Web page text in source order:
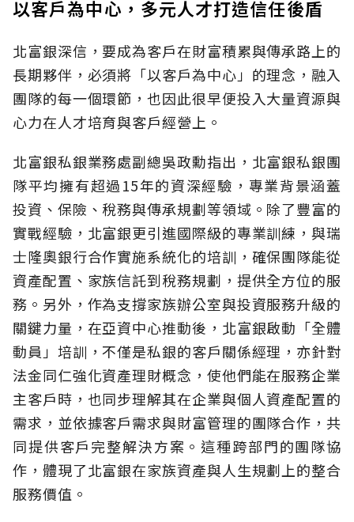
以客戶為中心，多元人才打造信任後盾
北富銀深信，要成為客戶在財富積累與傳承路上的
長期夥伴，必須將「以客戶為中心」的理念，融入
團隊的每一個環節，也因此很早便投入大量資源與
心力在人才培育與客戶經營上。
北富銀私銀業務處副總吳政勳指出，北富銀私銀團
隊平均擁有超過15年的資深經驗，專業背景涵蓋
投資、保險、稅務與傳承規劃等領域。除了豐富的
實戰經驗，北富銀更引進國際級的專業訓練，與瑞
士隆奧銀行合作實施系統化的培訓，確保團隊能從
資產配置、家族信託到稅務規劃，提供全方位的服
務。另外，作為支撐家族辦公室與投資服務升級的
關鍵力量，在亞資中心推動後，北富銀啟動「全體
動員」培訓，不僅是私銀的客戶關係經理，亦針對
法金同仁強化資產理財概念，使他們能在服務企業
主客戶時，也同步理解其在企業與個人資產配置的
需求，並依據客戶需求與財富管理的團隊合作，共
同提供客戶完整解決方案。這種跨部門的團隊協
作，體現了北富銀在家族資產與人生規劃上的整合
服務價值。